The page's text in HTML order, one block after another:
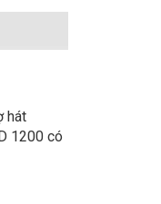
hát
1200 có